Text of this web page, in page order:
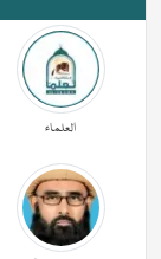
العلماء